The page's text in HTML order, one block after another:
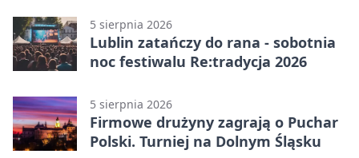
5 sierpnia 2026
Lublin zatańczy do rana - sobotnia
noc festiwalu Re:tradycja 2026
5 sierpnia 2026
Firmowe drużyny zagrają o Puchar
Polski. Turniej na Dolnym Śląsku